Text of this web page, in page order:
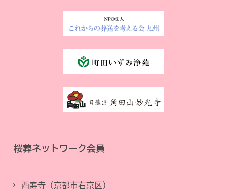
桜葬ネットワーク会員
西寿寺（京都市右京区）